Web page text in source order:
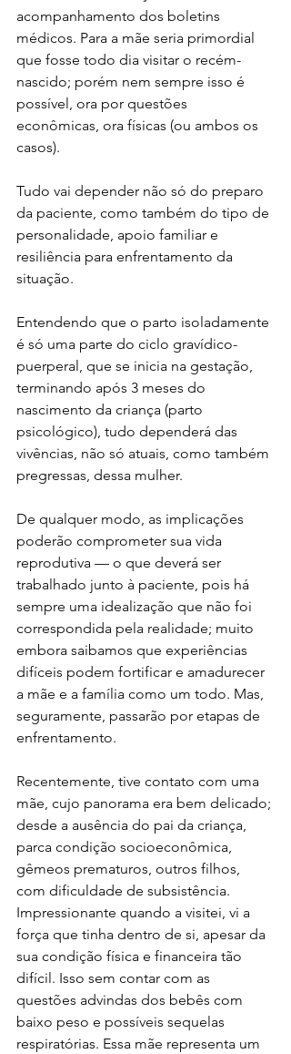
acompanhamento dos boletins
médicos. Para a mãe seria primordial
que fosse todo dia visitar o recém-
nascido; porém nem sempre isso é
possível, ora por questões
econômicas, ora físicas (ou ambos os
casos).
Tudo vai depender não só do preparo
da paciente, como também do tipo de
personalidade, apoio familiar e
resiliência para enfrentamento da
situação.
Entendendo que o parto isoladamente
é só uma parte do ciclo gravídico-
puerperal, que se inicia na gestação,
terminando após 3 meses do
nascimento da criança (parto
psicológico), tudo dependerá das
vivências, não só atuais, como também
pregressas, dessa mulher.
De qualquer modo, as implicações
poderão comprometer sua vida
reprodutiva — o que deverá ser
trabalhado junto à paciente, pois há
sempre uma idealização que não foi
correspondida pela realidade; muito
embora saibamos que experiências
difíceis podem fortificar e amadurecer
a mãe e a família como um todo. Mas,
seguramente, passarão por etapas de
enfrentamento.
Recentemente, tive contato com uma
mãe, cujo panorama era bem delicado;
desde a ausência do pai da criança,
parca condição socioeconômica,
gêmeos prematuros, outros filhos,
com dificuldade de subsistência.
Impressionante quando a visitei, vi a
força que tinha dentro de si, apesar da
sua condição física e financeira tão
difícil. Isso sem contar com as
questões advindas dos bebês com
baixo peso e possíveis sequelas
respiratórias. Essa mãe representa um